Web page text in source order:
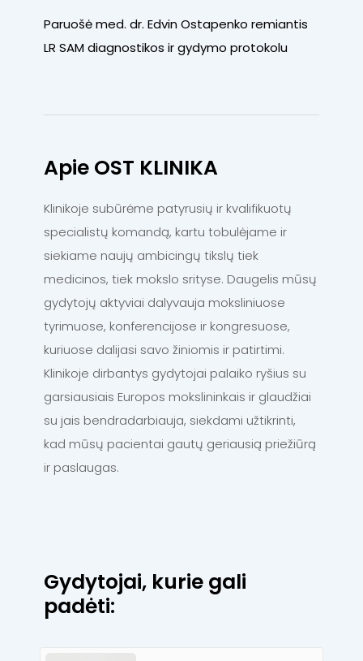
Paruošė med. dr. Edvin Ostapenko remiantis
LR SAM diagnostikos ir gydymo protokolu
Apie OST KLINIKA
Klinikoje subūrėme patyrusių ir kvalifikuotų
specialistų komandą, kartu tobulėjame ir
siekiame naujų ambicingų tikslų tiek
medicinos, tiek mokslo srityse. Daugelis mūsų
gydytojų aktyviai dalyvauja moksliniuose
tyrimuose, konferencijose ir kongresuose,
kuriuose dalijasi savo žiniomis ir patirtimi.
Klinikoje dirbantys gydytojai palaiko ryšius su
garsiausiais Europos mokslininkais ir glaudžiai
su jais bendradarbiauja, siekdami užtikrinti,
kad mūsų pacientai gautų geriausią priežiūrą
ir paslaugas.
Gydytojai, kurie gali
padėti: